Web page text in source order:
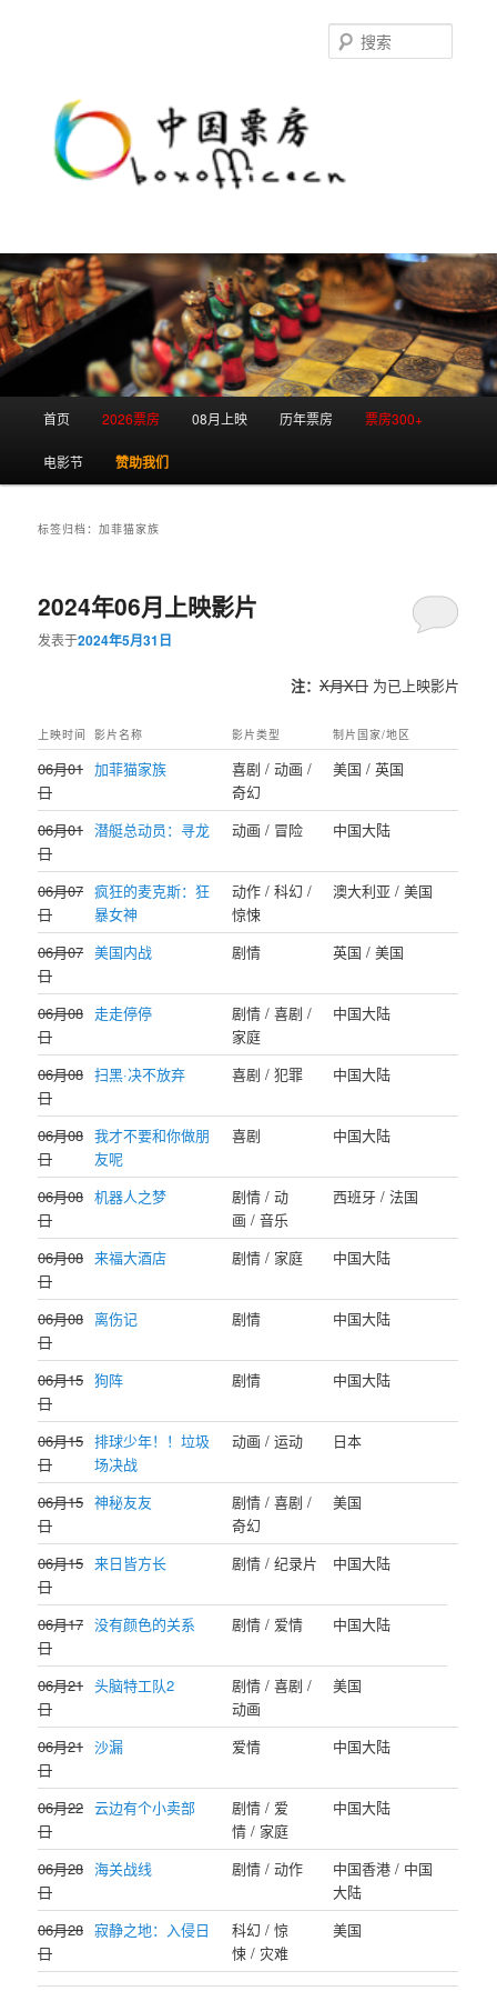
首页 2026票房 08月上映 历年票房 票房300+
电影节 赞助我们
标签归档：加菲猫家族
2024年06月上映影片
发表于2024年5月31日
注： X月X日为已上映影片
上映时间 影片名称 影片类型 制片国家/地区
06月01
日
加菲猫家族
喜剧 / 动画 /
奇幻
美国 / 英国
06月01
日
潜艇总动员：寻龙 动画 / 冒险 中国大陆
06月07
日
疯狂的麦克斯：狂
暴女神
动作 / 科幻 /
惊悚
澳大利亚 / 美国
06月07
日
美国内战 剧情 英国 / 美国
06月08
日
走走停停
剧情 / 喜剧 /
家庭
中国大陆
06月08
日
扫黑·决不放弃 喜剧 / 犯罪 中国大陆
06月08
日
我才不要和你做朋
友呢
喜剧 中国大陆
06月08
日
机器人之梦
剧情 / 动
画 / 音乐
西班牙 / 法国
06月08
日
来福大酒店 剧情 / 家庭 中国大陆
06月08
日
离伤记 剧情 中国大陆
06月15
日
狗阵 剧情 中国大陆
06月15
日
排球少年！！垃圾
场决战
动画 / 运动 日本
06月15
日
神秘友友
剧情 / 喜剧 /
奇幻
美国
06月15
日
来日皆方长 剧情 / 纪录片 中国大陆
06月17
日
没有颜色的关系 剧情 / 爱情 中国大陆
06月21
日
头脑特工队2
剧情 / 喜剧 /
动画
美国
06月21
日
沙漏 爱情 中国大陆
06月22
日
云边有个小卖部
剧情 / 爱
情 / 家庭
中国大陆
06月28
日
海关战线 剧情 / 动作
中国香港 / 中国
大陆
06月28
日
寂静之地：入侵日
科幻 / 惊
悚 / 灾难
美国